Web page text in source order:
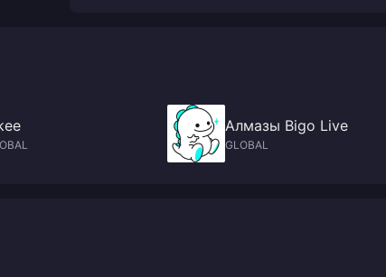
Алмазы Bigo Live
GLOBAL